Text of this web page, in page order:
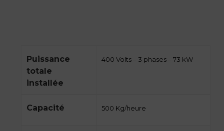
Puissance
totale
installée
400 Volts – 3 phases – 73 kW
Capacité 500 Kg/heure